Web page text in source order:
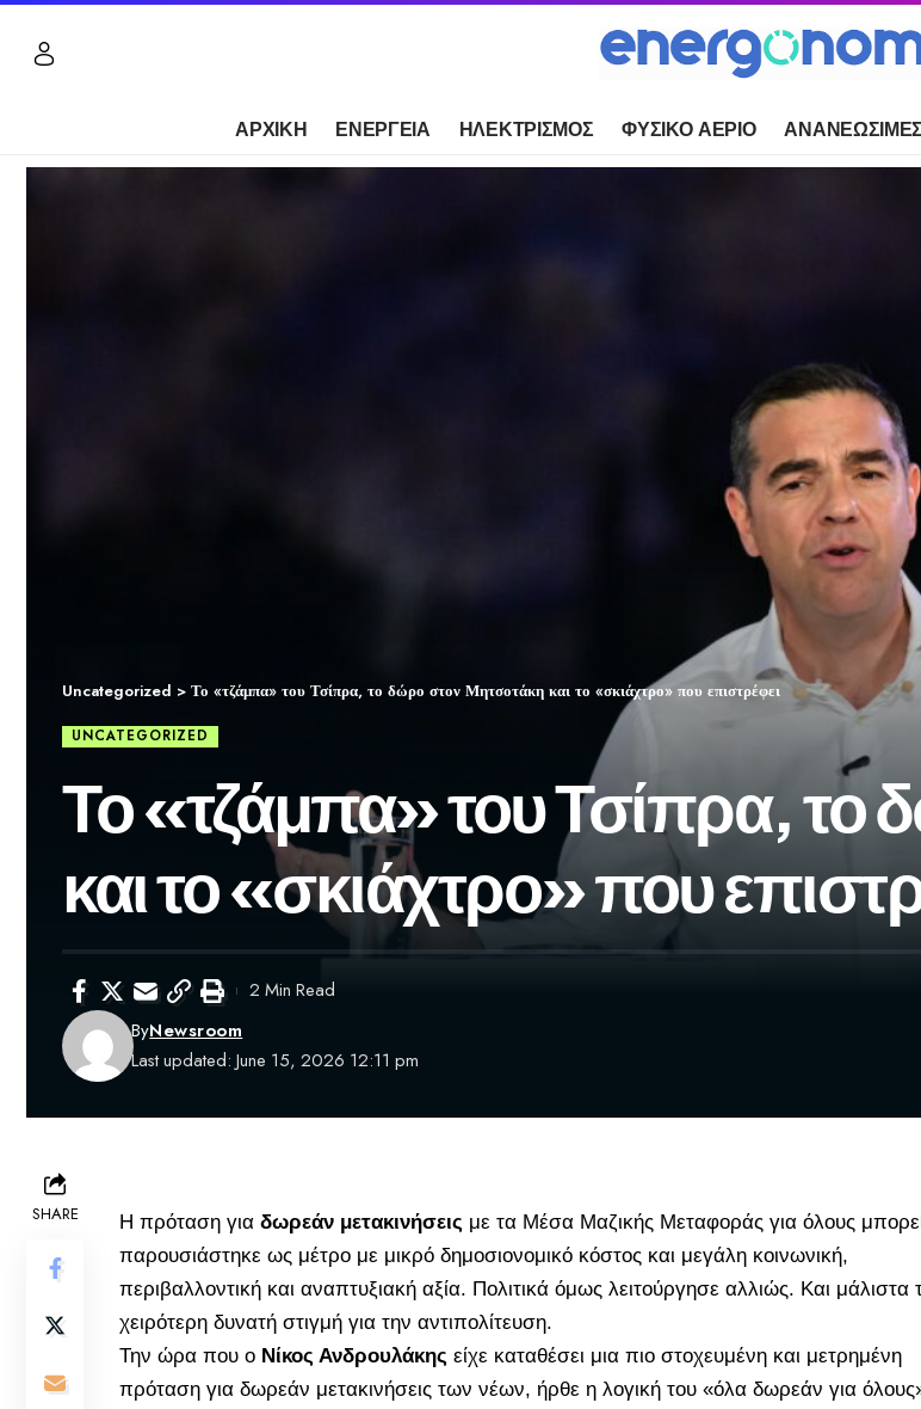
ΑΡΧΙΚΗ ΕΝΕΡΓΕΙΑ ΗΛΕΚΤΡΙΣΜΟΣ ΦΥΣΙΚΟ ΑΕΡΙΟ
Uncategorized > Το «τζάμπα» του Τσίπρα, το δώρο στον Μητσοτάκη και το «σκιάχτρο» που επιστρέφει
UNCATEGORIZED
Το «τζάμπα» του Τσίπρα, το
και το «σκιάχτρο» που
Last updated: June 15, 2026 12:11 pm
ByNewsroom
2 Min Read
SHARE Η πρόταση για δωρεάν μετακινήσεις με τα Μέσα Μαζικής Μεταφοράς για όλους
παρουσιάστηκε ως μέτρο με μικρό δημοσιονομικό κόστος και μεγάλη κοινωνική,
περιβαλλοντική και αναπτυξιακή αξία. Πολιτικά όμως λειτούργησε αλλιώς. Και μάλιστα
χειρότερη δυνατή στιγμή για την αντιπολίτευση.
Την ώρα που ο Νίκος Ανδρουλάκης είχε καταθέσει μια πιο στοχευμένη και μετρημένη
πρόταση για δωρεάν μετακινήσεις των νέων, ήρθε η λογική του «όλα δωρεάν για